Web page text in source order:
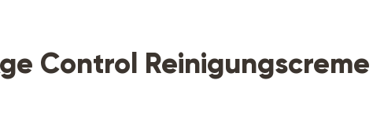
Control Reinigungscreme